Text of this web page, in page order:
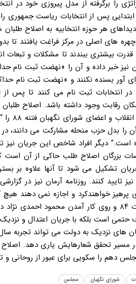
پس از انتخابات ریاست جمهوری
هر حوزه انتخابیه به اصلاح
چهره های اصلی در مرکز فراغت یافتند
بیشتری ببندند تا مشکلات و تبعات
نیز خبر داده و آن را «نهضت ثبت نام
آور بسنده نکنند و «نهضت ثبت نام
در انتخابات ثبت نام می کنند تا پس
رقابت وجود داشته باشد. اصلاح
را بدل حزب منحله مشارکت می دانند،
بزرگان اصلاح طلب حاکی از آن است
تشکیل می شود تا آنها علاوه بر بستن
نیز تایید کنند. روزنامه آرمان نیز در
پرهیز خواهندکرد و اجازه نمی دهند
جریان اصلاحات از اتفاقات ۸۴ و روی کار
حتمی است بلکه با جریان اعتدال و
مسیر تحقق شعارهایش یاری دهد. اصلاح
دهم را سکویی برای عبور از
شورای نگهبان مجلس